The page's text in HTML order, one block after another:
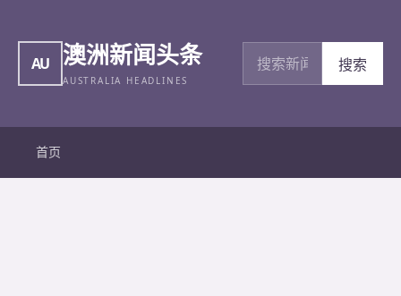
AU 澳洲新闻头条
AUSTRALIA HEADLINES
搜索新闻
搜索
首页